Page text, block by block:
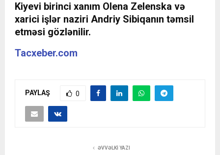
Kiyevi birinci xanım Olena Zelenska və
xarici işlər naziri Andriy Sibiqanın təmsil
etməsi gözlənilir.
Tacxeber.com
PAYLAŞ 0
ƏVVƏLKI YAZI